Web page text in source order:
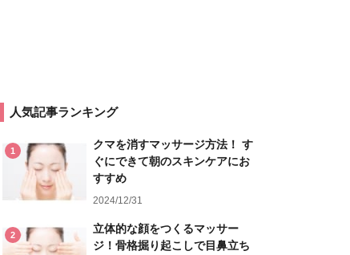
人気記事ランキング
1
クマを消すマッサージ方法！ す
ぐにできて朝のスキンケアにお
すすめ
2024/12/31
2
立体的な顔をつくるマッサー
ジ！骨格掘り起こしで目鼻立ち